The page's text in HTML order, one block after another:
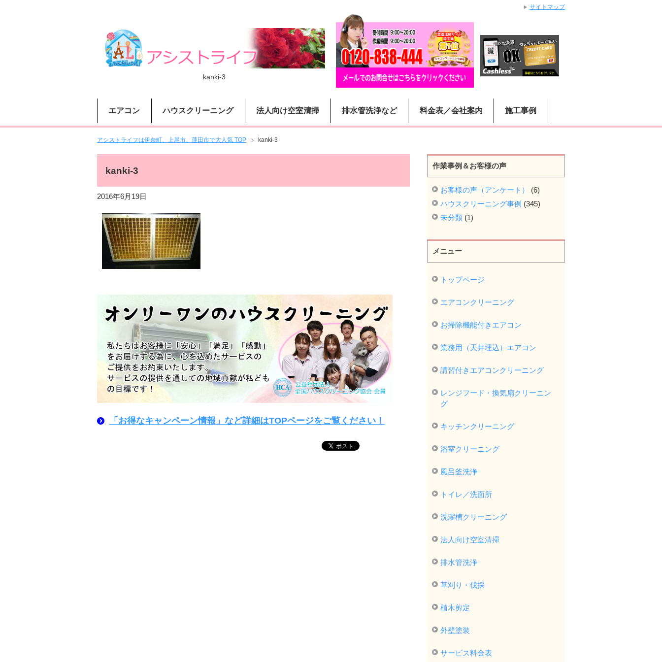
kanki-3
エアコン ハウスクリーニング 法人向け空室清掃 排水管洗浄など 料金表／会社案内 施工事例
アシストライフは伊奈町、上尾市、蓮田市で大人気 TOP kanki-3
kanki-3
2016年6月19日
「お得なキャンペーン情報」など詳細はTOPページをご覧ください！
作業事例＆お客様の声
お客様の声（アンケート）
(6)
ハウスクリーニング事例 (345)
未分類 (1)
メニュー
トップページ
エアコンクリーニング
お掃除機能付きエアコン
業務用（天井埋込）エアコン
講習付きエアコンクリーニング
レンジフード・換気扇クリーニン
グ
キッチンクリーニング
浴室クリーニング
風呂釜洗浄
トイレ／洗面所
洗濯槽クリーニング
法人向け空室清掃
排水管洗浄
草刈り・伐採
植木剪定
外壁塗装
サービス料金表
サイトマップ